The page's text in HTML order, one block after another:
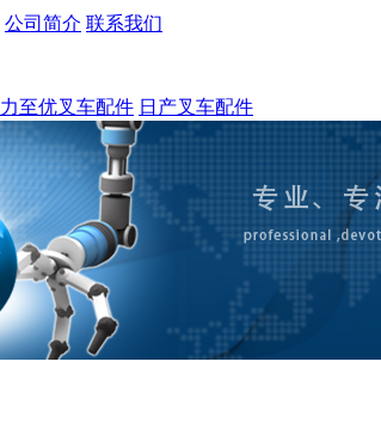
公司简介 联系我们
力至优叉车配件 日产叉车配件